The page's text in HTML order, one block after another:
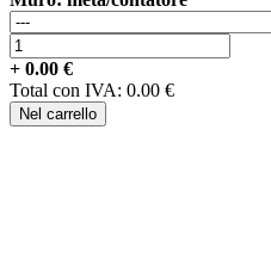
+ 0.00 €
Total con IVA: 0.00 €
Nel carrello